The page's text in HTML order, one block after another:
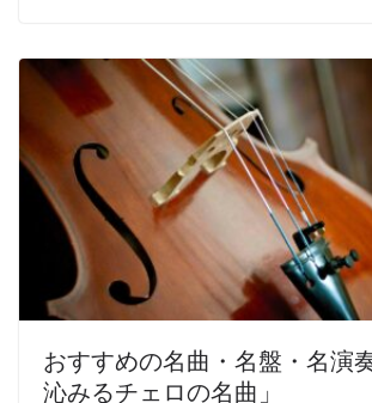
おすすめの名曲・名盤・名
沁みるチェロの名曲」